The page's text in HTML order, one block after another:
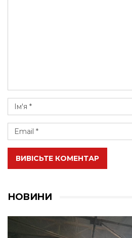
ВИВІСЬТЕ КОМЕНТАР
НОВИНИ